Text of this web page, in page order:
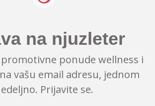
na njuzleter
promotivne ponude wellness i
vašu email adresu, jednom
Prijavite se.